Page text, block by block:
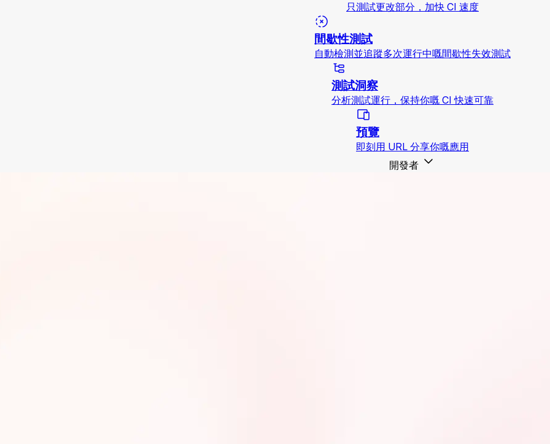
只測試更改部分，加快 CI 速度
間歇性測試
自動檢測並追蹤多次運行中嘅間歇性失效測試
測試洞察
分析測試運行，保持你嘅 CI 快速可靠
預覽
即刻用 URL 分享你嘅應用
開發者